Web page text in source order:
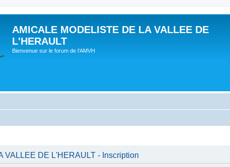
AMICALE MODELISTE DE LA VALLEE DE
L'HERAULT
Bienvenue sur le forum de l'AMVH
VALLEE DE L'HERAULT - Inscription